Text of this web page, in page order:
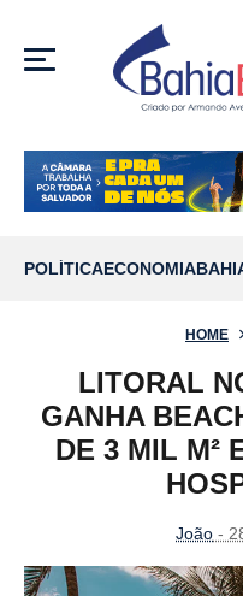
MENU
POLÍTICAECONOMIA
HOME
LITORAL
GANHA
DE 3 MIL M²
João -